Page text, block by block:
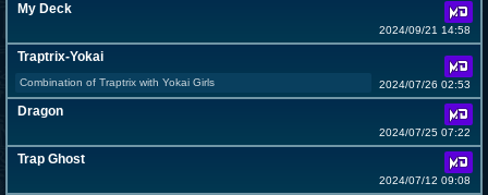
My Deck
2024/09/21 14:58
Traptrix-Yokai
Combination of Traptrix with Yokai Girls 2024/07/26 02:53
Dragon
2024/07/25 07:22
Trap Ghost
2024/07/12 09:08